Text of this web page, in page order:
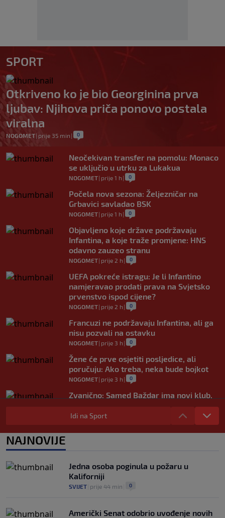
SPORT
Otkriveno ko je bio Georginina prva
ljubav: Njihova priča ponovo postala
viralna
NOGOMET| prije 35 min | 0
Neočekivan transfer na pomolu: Monaco
se uključio u utrku za Lukakua
NOGOMET| prije 1 h | 0
Počela nova sezona: Željezničar na
Grbavici savladao BSK
NOGOMET| prije 1 h | 0
Objavljeno koje države podržavaju
Infantina, a koje traže promjene: HNS
odavno zauzeo stranu
NOGOMET| prije 2 h | 0
UEFA pokreće istragu: Je li Infantino
namjeravao prodati prava na Svjetsko
prvenstvo ispod cijene?
NOGOMET| prije 2 h | 0
Francuzi ne podržavaju Infantina, ali ga
nisu pozvali na ostavku
NOGOMET| prije 3 h | 0
Žene će prve osjetiti posljedice, ali
poručuju: Ako treba, neka bude bojkot
NOGOMET| prije 3 h | 0
Zvanično: Samed Baždar ima novi klub,
zadužio broj sa velikom "težinom"
NOGOMET|prije 5 h
Prije nekoliko godina zaludjela je
Idi na Sport
NAJNOVIJE
Jedna osoba poginula u požaru u
Kaliforniji
SVIJET prije 44 min 0
Američki Senat odobrio uvođenje novih